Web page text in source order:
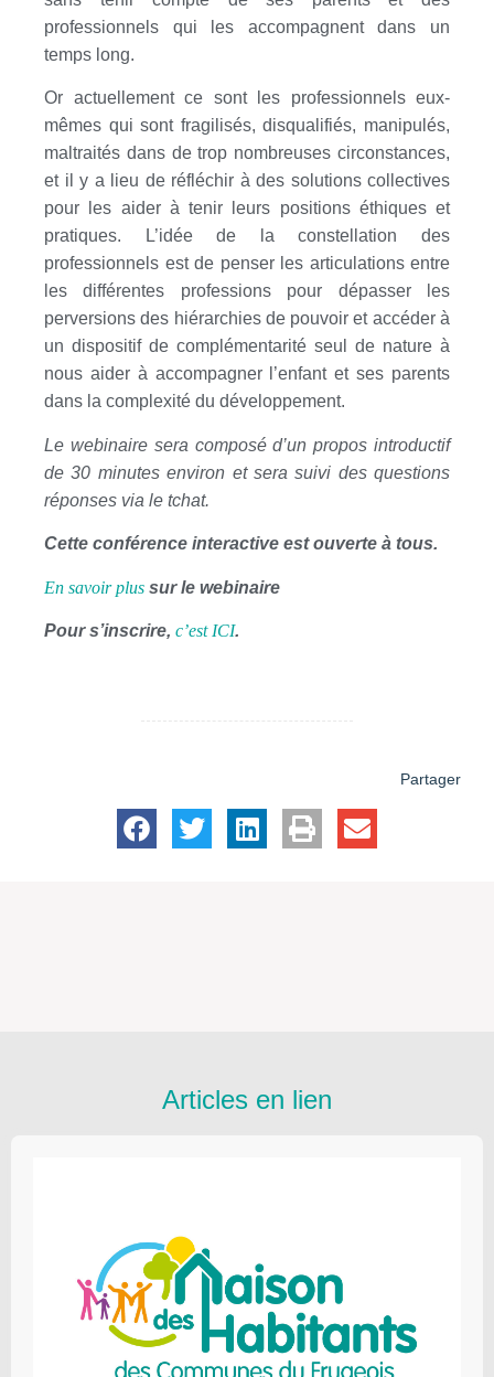
professionnels qui les accompagnent dans un
temps long.
Or actuellement ce sont les professionnels eux-
mêmes qui sont fragilisés, disqualifiés, manipulés,
maltraités dans de trop nombreuses circonstances,
et il y a lieu de réfléchir à des solutions collectives
pour les aider à tenir leurs positions éthiques et
pratiques. L’idée de la constellation des
professionnels est de penser les articulations entre
les différentes professions pour dépasser les
perversions des hiérarchies de pouvoir et accéder à
un dispositif de complémentarité seul de nature à
nous aider à accompagner l’enfant et ses parents
dans la complexité du développement.
Le webinaire sera composé d’un propos introductif
de 30 minutes environ et sera suivi des questions
réponses via le tchat.
Cette conférence interactive est ouverte à tous.
En savoir plus sur le webinaire
Pour s’inscrire, c’est ICI.
Partager
Articles en lien